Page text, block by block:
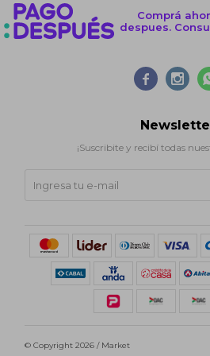
Comprá
despues.
 
¡Suscribite y recibí todas
© Copyright 2026 / Market